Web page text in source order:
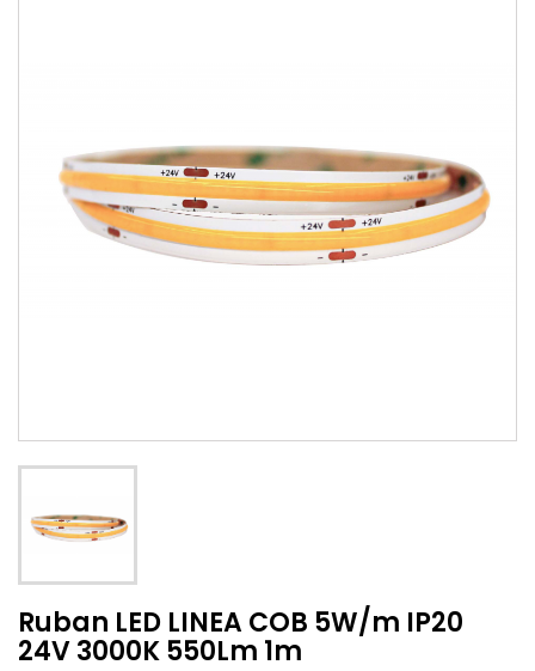
Ruban LED LINEA COB 5W/m IP20
24V 3000K 550Lm 1m